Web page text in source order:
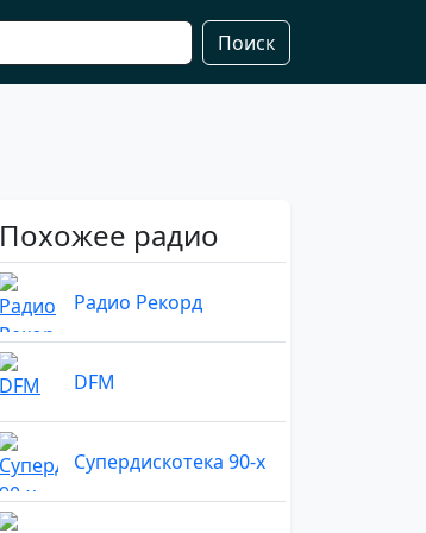
Поиск
Похожее радио
Радио Рекорд
DFM
Супердискотека 90-х